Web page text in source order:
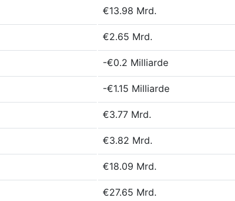
€13.98 Mrd.
€2.65 Mrd.
-€0.2 Milliarde
-€1.15 Milliarde
€3.77 Mrd.
€3.82 Mrd.
€18.09 Mrd.
€27.65 Mrd.